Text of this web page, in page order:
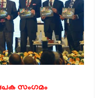
സംഗമം